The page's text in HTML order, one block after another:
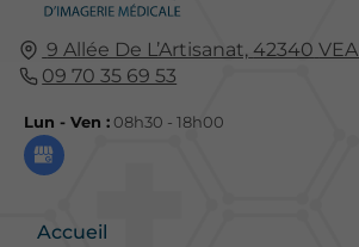
9 Allée De L’Artisanat, 42340
09 70 35 69 53
Lun - Ven : 08h30 - 18h00
Accueil